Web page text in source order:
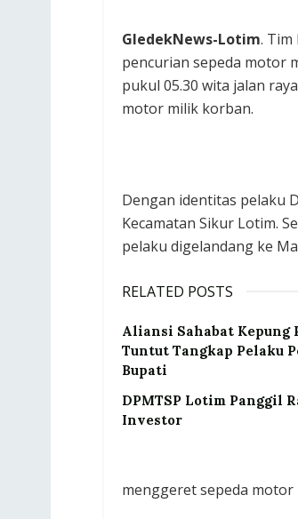
GledekNews-Lotim. Tim
pencurian sepeda motor
pukul 05.30 wita jalan
motor milik korban.
Dengan identitas pelaku
Kecamatan Sikur Lotim.
pelaku digelandang ke
RELATED POSTS
Aliansi Sahabat Kepung
Tuntut Tangkap Pelaku
Bupati
DPMTSP Lotim Panggil
Investor
menggeret sepeda motor